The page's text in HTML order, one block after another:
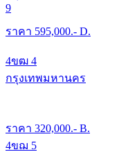
9
ราคา 595,000.- D.
4ขฒ 4
กรุงเทพมหานคร
ราคา 320,000.- B.
4ขฌ 5